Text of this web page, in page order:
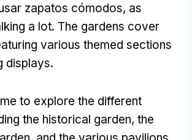
zapatos cómodos, as
a lot. The gardens cover
various themed sections
displays.
to explore the different
the historical garden, the